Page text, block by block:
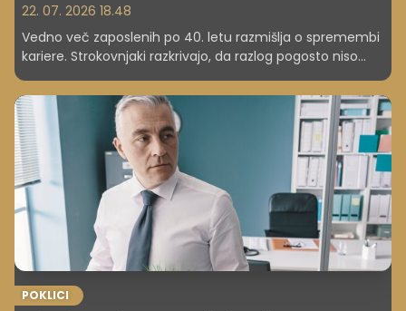
22. 07. 2026 18.48
Vedno več zaposlenih po 40. letu razmišlja o spremembi
kariere. Strokovnjaki razkrivajo, da razlog pogosto niso
višja plača, temveč smisel, zdravje in kakovost življenja.
POKLICI